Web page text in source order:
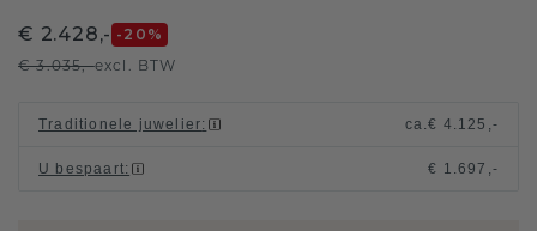
€ 2.428,- -20 %
€ 3.035,-excl. BTW
Traditionele juwelier: ca.€ 4.125,-
U bespaart: € 1.697,-